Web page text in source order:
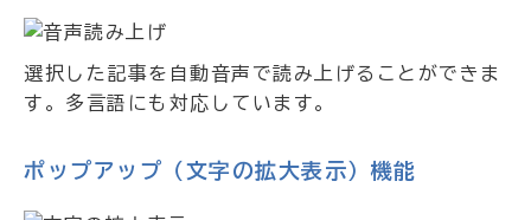
選択した記事を自動音声で読み上げることができま
す。多言語にも対応しています。
ポップアップ（文字の拡大表示）機能